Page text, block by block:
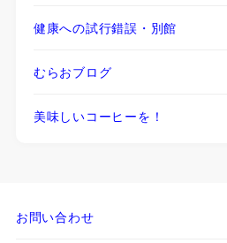
健康への試行錯誤・別館
むらおブログ
美味しいコーヒーを！
お問い合わせ